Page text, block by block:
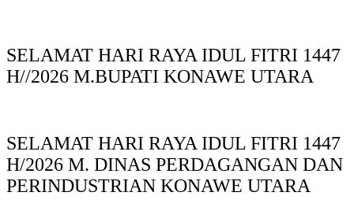
SELAMAT HARI RAYA IDUL FITRI 1447
H//2026 M.BUPATI KONAWE UTARA
SELAMAT HARI RAYA IDUL FITRI 1447
H/2026 M. DINAS PERDAGANGAN DAN
PERINDUSTRIAN KONAWE UTARA